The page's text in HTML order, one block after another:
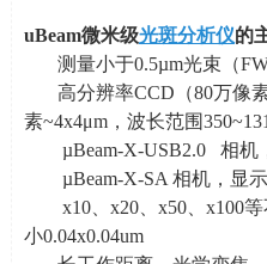
uBeam微米级光斑分析仪的
测量小于0.5µm光束（
高分辨率CCD （80万像
素~4x4μm，波长范围
µBeam-X-USB2.0 相机
µBeam-X-SA 相机，显示
x10、 x20、 x50、 x100等
小0.04x0.04um